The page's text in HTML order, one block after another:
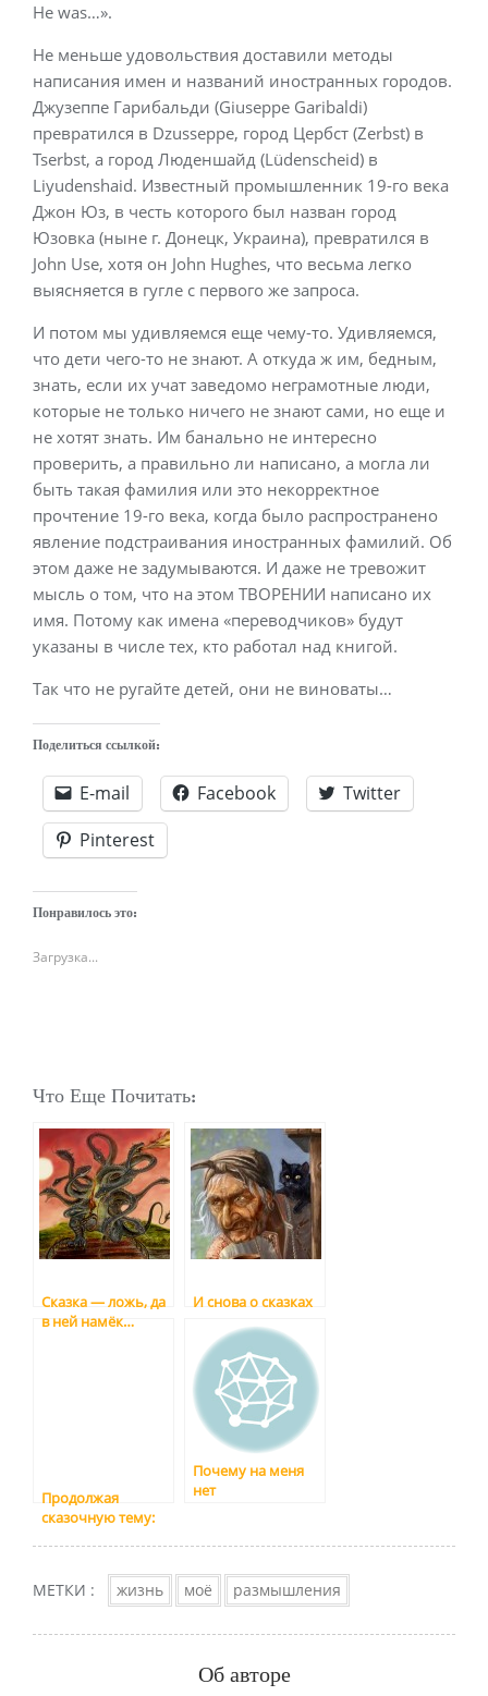
He was…».
Не меньше удовольствия доставили методы
написания имен и названий иностранных городов.
Джузеппе Гарибальди (Giuseppe Garibaldi)
превратился в Dzusseppe, город Цербст (Zerbst) в
Tserbst, а город Люденшайд (Lüdenscheid) в
Liyudenshaid. Известный промышленник 19-го века
Джон Юз, в честь которого был назван город
Юзовка (ныне г. Донецк, Украина), превратился в
John Use, хотя он John Hughes, что весьма легко
выясняется в гугле с первого же запроса.
И потом мы удивляемся еще чему-то. Удивляемся,
что дети чего-то не знают. А откуда ж им, бедным,
знать, если их учат заведомо неграмотные люди,
которые не только ничего не знают сами, но еще и
не хотят знать. Им банально не интересно
проверить, а правильно ли написано, а могла ли
быть такая фамилия или это некорректное
прочтение 19-го века, когда было распространено
явление подстраивания иностранных фамилий. Об
этом даже не задумываются. И даже не тревожит
мысль о том, что на этом ТВОРЕНИИ написано их
имя. Потому как имена «переводчиков» будут
указаны в числе тех, кто работал над книгой.
Так что не ругайте детей, они не виноваты…
Поделиться ссылкой:
E-mail Facebook
Twitter
Pinterest
Понравилось это:
Загрузка...
Что Еще Почитать:
Сказка — ложь, да
в ней намёк…
И снова о сказках
Продолжая
сказочную тему:
Почему на меня
нет
хороводоводоведов
МЕТКИ : жизнь моё размышления
Об авторе